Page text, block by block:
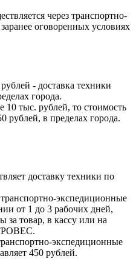
через транспортно-
оговоренных условиях
- доставка техники
города.
10 тыс. рублей, то стоимость
рублей, в пределах города.
доставку техники по
экспедиционные
от 1 до 3 рабочих дней,
за товар, в кассу или на
экспедиционные
450 рублей.